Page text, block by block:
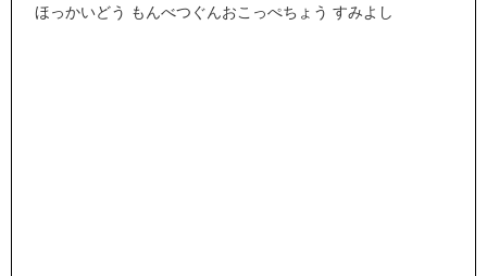
ほっかいどう もんべつぐんおこっぺちょう すみよし